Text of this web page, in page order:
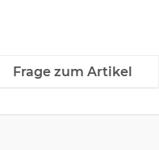
Frage zum Artikel